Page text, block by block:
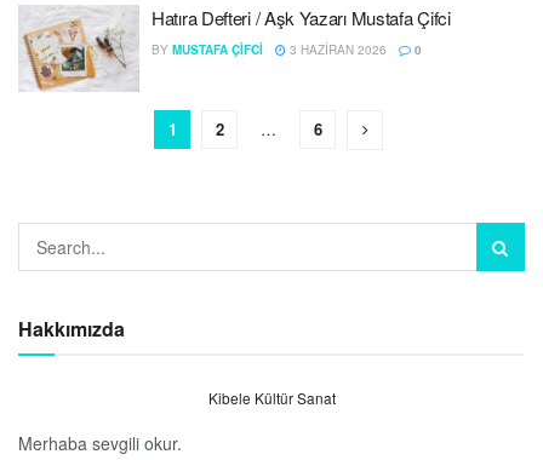
Hatıra Defteri / Aşk Yazarı Mustafa Çifci
BY MUSTAFA ÇIFCI 3 HAZIRAN 2026 0
1 2 … 6
Hakkımızda
Kibele Kültür Sanat
Merhaba sevgili okur.